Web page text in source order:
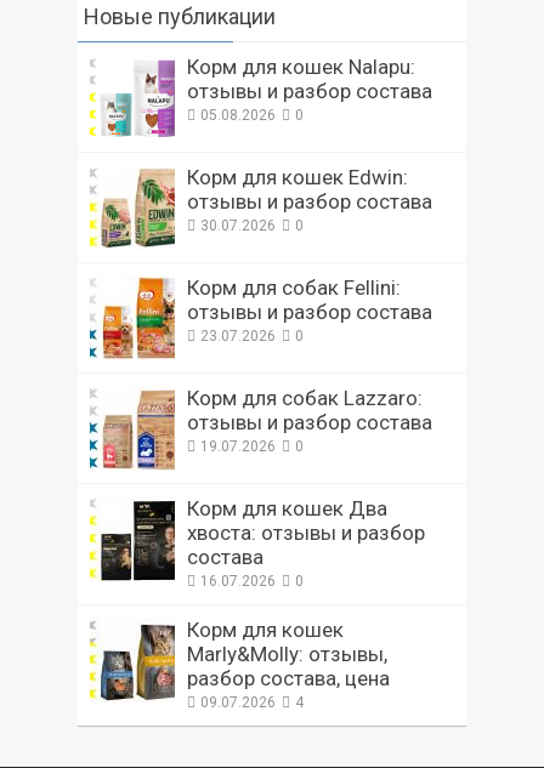
Новые публикации
Корм для кошек Nalapu:
отзывы и разбор состава
05.08.2026 0
Корм для кошек Edwin:
отзывы и разбор состава
30.07.2026 0
Корм для собак Fellini:
отзывы и разбор состава
23.07.2026 0
Корм для собак Lazzaro:
отзывы и разбор состава
19.07.2026 0
Корм для кошек Два
хвоста: отзывы и разбор
состава
16.07.2026 0
Корм для кошек
Marly&Molly: отзывы,
разбор состава, цена
09.07.2026 4